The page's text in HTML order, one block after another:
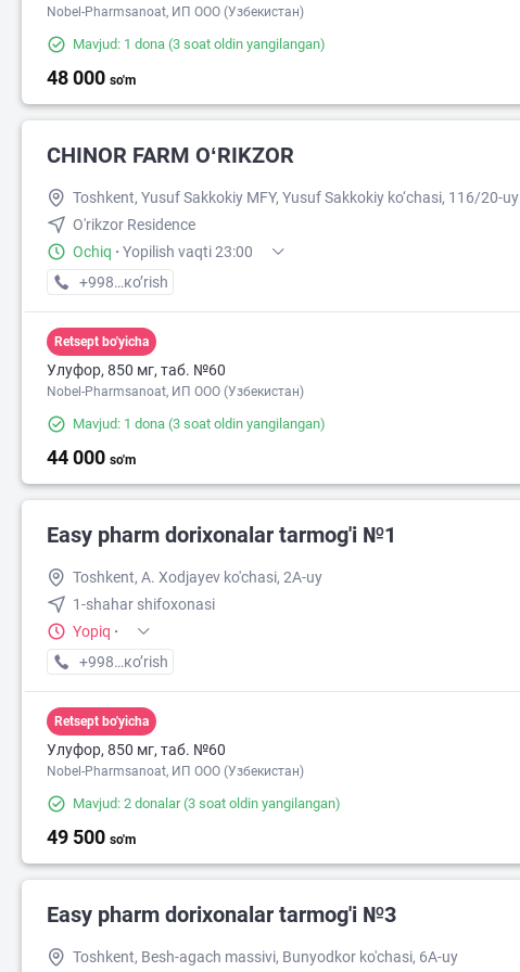
Nobel-Pharmsanoat, ИП ООО (Узбекистан)
Mavjud: 1 dona (3 soat oldin yangilangan)
48 000 so'm
CHINOR FARM OʻRIKZOR
Toshkent, Yusuf Sakkokiy MFY, Yusuf Sakkokiy ko‘chasi, 116/20-uy
O'rikzor Residence
Ochiq · Yopilish vaqti 23:00
+998 (77) XXX-XX-XX
кo’rish
Retsept bo'yicha
Улуфор, 850 мг, таб. №60
Nobel-Pharmsanoat, ИП ООО (Узбекистан)
Mavjud: 1 dona (3 soat oldin yangilangan)
44 000 so'm
Easy pharm dorixonalar tarmog'i №1
Toshkent, A. Xodjayev ko'chasi, 2A-uy
1-shahar shifoxonasi
Yopiq ·
+998 (94) XXX-XX-XX
кo’rish
Retsept bo'yicha
Улуфор, 850 мг, таб. №60
Nobel-Pharmsanoat, ИП ООО (Узбекистан)
Mavjud: 2 donalar(3 soat oldin yangilangan)
49 500 so'm
Easy pharm dorixonalar tarmog'i №3
Toshkent, Besh-agach massivi, Bunyodkor ko'chasi, 6A-uy
56 000